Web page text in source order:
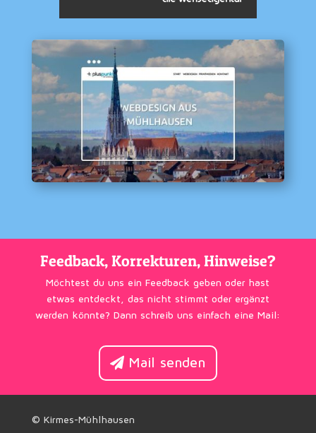
Feedback, Korrekturen, Hinweise?
Möchtest du uns ein Feedback geben oder hast
etwas entdeckt, das nicht stimmt oder ergänzt
werden könnte? Dann schreib uns einfach eine Mail:
Mail senden
© Kirmes-Mühlhausen